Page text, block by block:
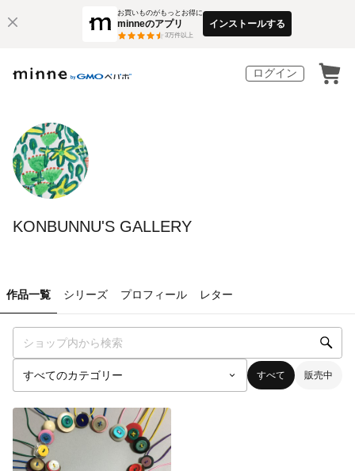
お買いものがもっとお得に
minneのアプリ
3万件以上
インストールする
ログイン
KONBUNNU'S GALLERY
作品一覧 シリーズ プロフィール レター
すべて 販売中